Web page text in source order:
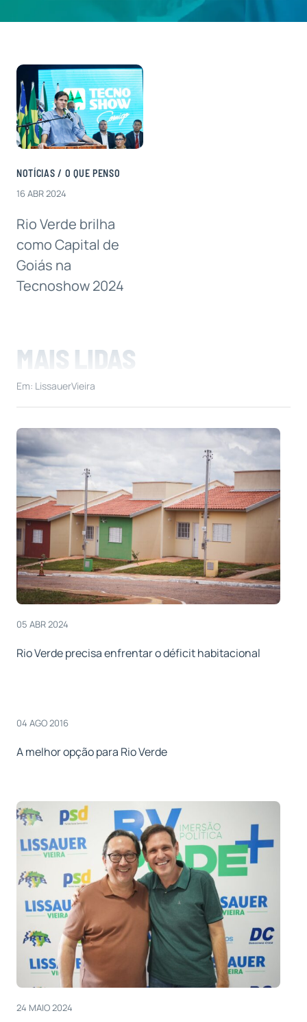
NOTÍCIAS / O QUE PENSO
16 ABR 2024
Rio Verde brilha
como Capital de
Goiás na
Tecnoshow 2024
MAIS LIDAS
Em: LissauerVieira
05 ABR 2024
Rio Verde precisa enfrentar o déficit habitacional
04 AGO 2016
A melhor opção para Rio Verde
24 MAIO 2024